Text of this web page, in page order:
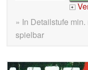
+
» In Detailstufe
spielbar